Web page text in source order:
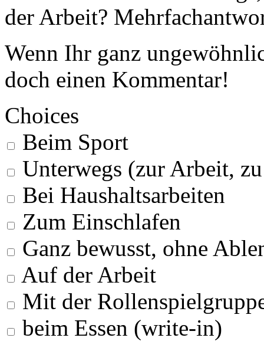
der Arbeit?
Wenn Ihr ganz
doch einen Kommentar!
Choices
Beim Sport
Unterwegs (zur Arbeit,
Bei Haushaltsarbeiten
Zum Einschlafen
Ganz bewusst, ohne
Auf der Arbeit
Mit der
beim Essen (write-in)